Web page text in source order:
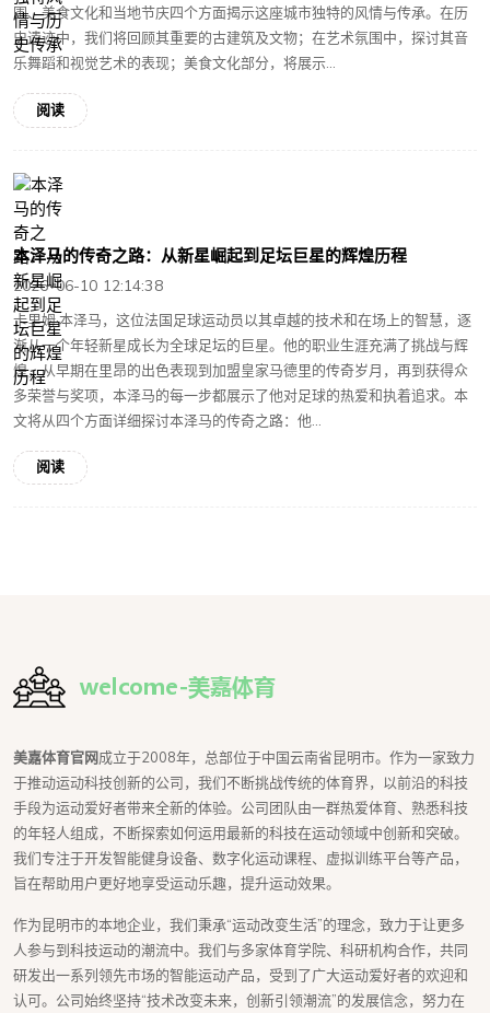
围、美食文化和当地节庆四个方面揭示这座城市独特的风情与传承。在历
史遗迹中，我们将回顾其重要的古建筑及文物；在艺术氛围中，探讨其音
乐舞蹈和视觉艺术的表现；美食文化部分，将展示...
阅读
本泽马的传奇之路：从新星崛起到足坛巨星的辉煌历程
2026-06-10 12:14:38
卡里姆·本泽马，这位法国足球运动员以其卓越的技术和在场上的智慧，逐
渐从一个年轻新星成长为全球足坛的巨星。他的职业生涯充满了挑战与辉
煌，从早期在里昂的出色表现到加盟皇家马德里的传奇岁月，再到获得众
多荣誉与奖项，本泽马的每一步都展示了他对足球的热爱和执着追求。本
文将从四个方面详细探讨本泽马的传奇之路：他...
阅读
美嘉体育官网成立于2008年，总部位于中国云南省昆明市。作为一家致力
于推动运动科技创新的公司，我们不断挑战传统的体育界，以前沿的科技
手段为运动爱好者带来全新的体验。公司团队由一群热爱体育、熟悉科技
的年轻人组成，不断探索如何运用最新的科技在运动领域中创新和突破。
我们专注于开发智能健身设备、数字化运动课程、虚拟训练平台等产品，
旨在帮助用户更好地享受运动乐趣，提升运动效果。
作为昆明市的本地企业，我们秉承“运动改变生活”的理念，致力于让更多
人参与到科技运动的潮流中。我们与多家体育学院、科研机构合作，共同
研发出一系列领先市场的智能运动产品，受到了广大运动爱好者的欢迎和
认可。公司始终坚持“技术改变未来，创新引领潮流”的发展信念，努力在